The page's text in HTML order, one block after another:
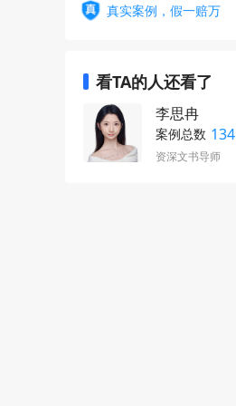
真实案例，假一赔万
看TA的人还看了
李思冉
案例总数 134
资深文书导师